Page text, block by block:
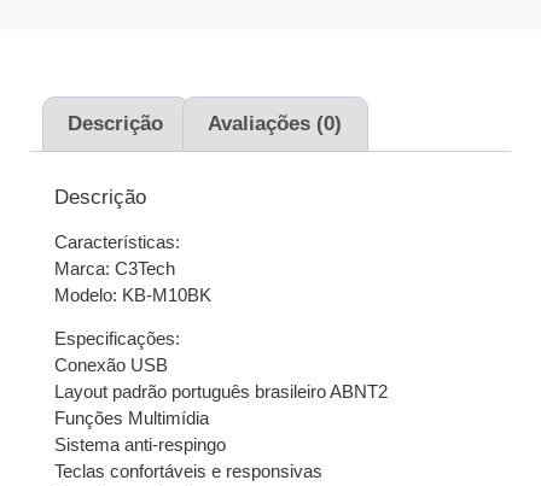
juros
Descrição Avaliações (0)
Descrição
Características:
Marca: C3Tech
Modelo: KB-M10BK
Especificações:
Conexão USB
Layout padrão português brasileiro ABNT2
Funções Multimídia
Sistema anti-respingo
Teclas confortáveis e responsivas